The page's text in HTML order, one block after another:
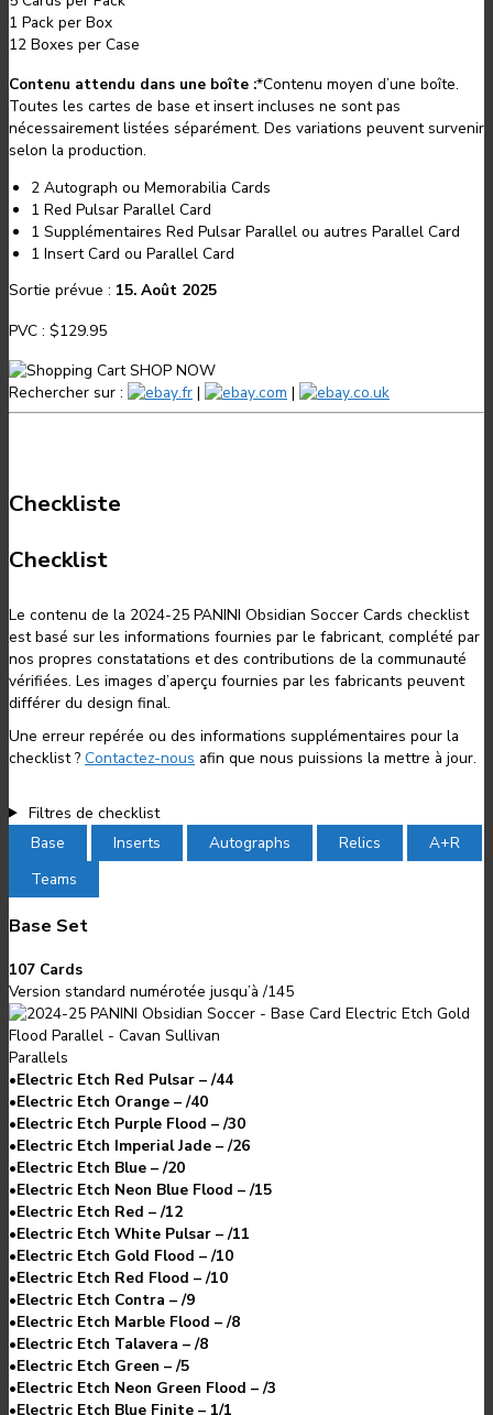
1 Pack per Box
12 Boxes per Case
Contenu attendu dans une boîte :*Contenu moyen d’une boîte.
Toutes les cartes de base et insert incluses ne sont pas
nécessairement listées séparément. Des variations peuvent survenir
selon la production.
2 Autograph ou Memorabilia Cards
1 Red Pulsar Parallel Card
1 Supplémentaires Red Pulsar Parallel ou autres Parallel Card
1 Insert Card ou Parallel Card
Sortie prévue : 15. Août 2025
PVC : $129.95
SHOP NOW
Rechercher sur :
.fr | .com | .co.uk
Checkliste
Checklist
Le contenu de la 2024-25 PANINI Obsidian Soccer Cards checklist
est basé sur les informations fournies par le fabricant, complété par
nos propres constatations et des contributions de la communauté
vérifiées. Les images d’aperçu fournies par les fabricants peuvent
différer du design final.
Une erreur repérée ou des informations supplémentaires pour la
checklist ? Contactez-nous afin que nous puissions la mettre à jour.
Filtres de checklist
Base
Inserts Autographs Relics
A+R
Teams
Base Set
107 Cards
Version standard numérotée jusqu’à /145
Parallels
•Electric Etch Red Pulsar – /44
•Electric Etch Orange – /40
•Electric Etch Purple Flood – /30
•Electric Etch Imperial Jade – /26
•Electric Etch Blue – /20
•Electric Etch Neon Blue Flood – /15
•Electric Etch Red – /12
•Electric Etch White Pulsar – /11
•Electric Etch Gold Flood – /10
•Electric Etch Red Flood – /10
•Electric Etch Contra – /9
•Electric Etch Marble Flood – /8
•Electric Etch Talavera – /8
•Electric Etch Green – /5
•Electric Etch Neon Green Flood – /3
•Electric Etch Blue Finite – 1/1